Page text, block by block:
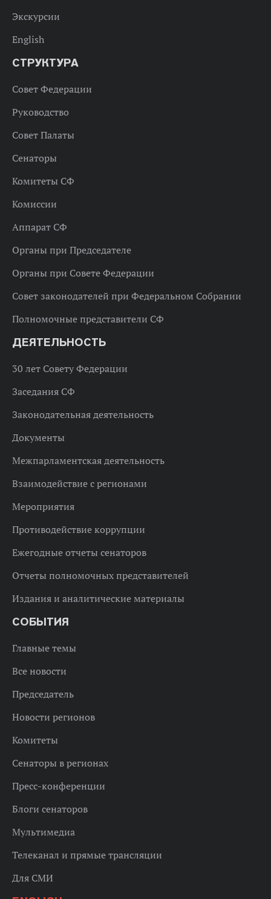
Экскурсии
English
СТРУКТУРА
Совет Федерации
Руководство
Совет Палаты
Сенаторы
Комитеты СФ
Комиссии
Аппарат СФ
Органы при Председателе
Органы при Совете Федерации
Совет законодателей при Федеральном Собрании
Полномочные представители СФ
ДЕЯТЕЛЬНОСТЬ
30 лет Совету Федерации
Заседания СФ
Законодательная деятельность
Документы
Межпарламентская деятельность
Взаимодействие с регионами
Мероприятия
Противодействие коррупции
Ежегодные отчеты сенаторов
Отчеты полномочных представителей
Издания и аналитические материалы
СОБЫТИЯ
Главные темы
Все новости
Председатель
Новости регионов
Комитеты
Сенаторы в регионах
Пресс-конференции
Блоги сенаторов
Мультимедиа
Телеканал и прямые трансляции
Для СМИ